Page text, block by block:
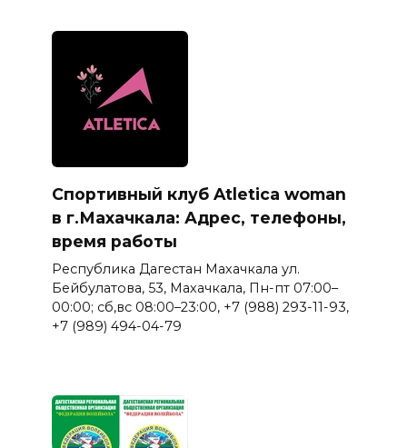
Спортивный клуб Atletica woman
в г.Махачкала: Адрес, телефоны,
время работы
Республика Дагестан Махачкала ул.
Бейбулатова, 53, Махачкала, Пн-пт 07:00–
00:00; сб,вс 08:00–23:00, +7 (988) 293-11-93,
+7 (989) 494-04-79